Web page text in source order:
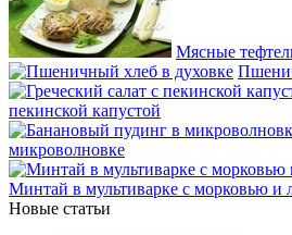
Мясные
пекинской капустой
микроволновке
Минтай в мультиварке с морковью и
Новые статьи